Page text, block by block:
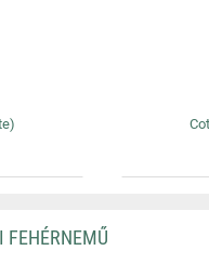
FEHÉRNEMŰ